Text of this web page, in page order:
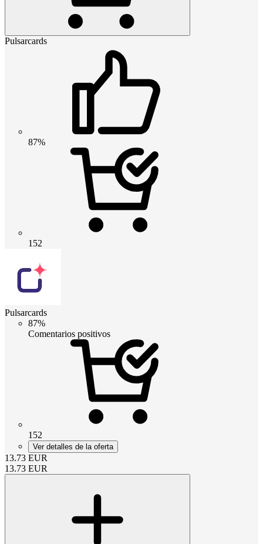
Pulsarcards
87%
152
Pulsarcards
87%
Comentarios positivos
152
Ver detalles de la oferta
13.73 EUR
13.73 EUR